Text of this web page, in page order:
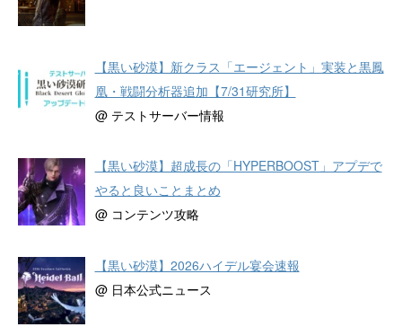
【黒い砂漠】新クラス「エージェント」実装と黒鳳
凰・戦闘分析器追加【7/31研究所】
@ テストサーバー情報
【黒い砂漠】超成長の「HYPERBOOST」アプデで
やると良いことまとめ
@ コンテンツ攻略
【黒い砂漠】2026ハイデル宴会速報
@ 日本公式ニュース